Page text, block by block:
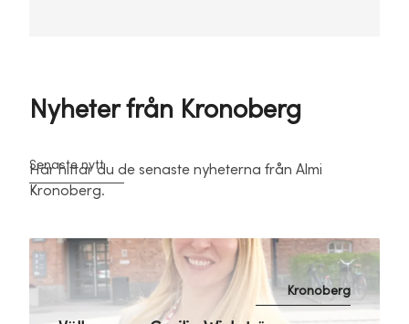
Nyheter från Kronoberg
Senaste nytt
Här hittar du de senaste nyheterna från Almi
Kronoberg.
Kronoberg